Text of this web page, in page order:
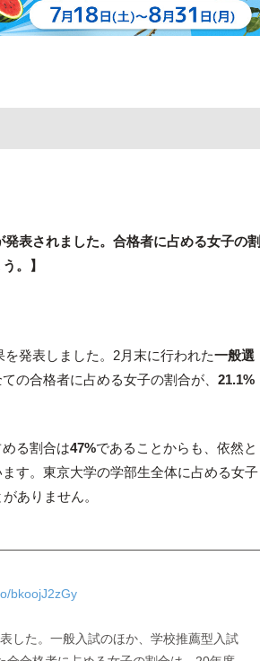
発表されました。合格者に占める女子の割
。】
発表しました。2月末に行われた一般選
ての合格者に占める女子の割合が、21.1%
る割合は47%であることからも、依然と
す。東京大学の学部生全体に占める女子
ありません。
bkoojJ2zGy
した。一般入試のほか、学校推薦型入試